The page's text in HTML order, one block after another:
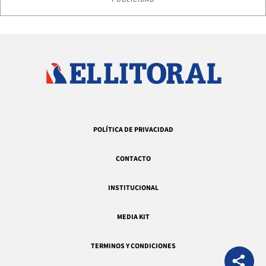
POLÍTICA DE PRIVACIDAD
CONTACTO
INSTITUCIONAL
MEDIA KIT
TERMINOS Y CONDICIONES